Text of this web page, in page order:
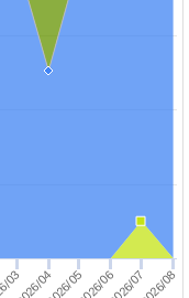
032026/042026/052026/062026/072026/08